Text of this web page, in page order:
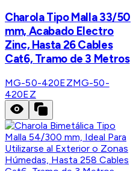
Charola Tipo Malla 33/50
mm, Acabado Electro
Zinc, Hasta 26 Cables
Cat6, Tramo de 3 Metros
MG-50-420EZMG-50-
420EZ